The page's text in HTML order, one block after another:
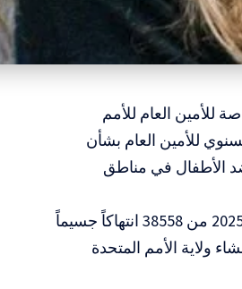
للأمين العام للأمم
للأمين العام بشأن
ضد الأطفال في مناطق
وأفادت فريزر بأن آلية الأمم المتحدة للرصد والإبلاغ تحققت خلال عام 2025 من 38558 انتهاكاً جسيماً
منذ إنشاء ولاية الأمم المتحدة